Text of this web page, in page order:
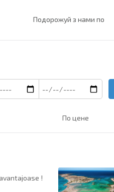
Подорожуй з нами по
!